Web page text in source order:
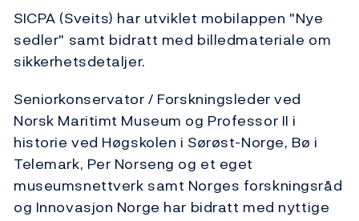
SICPA (Sveits) har utviklet mobilappen "Nye
sedler" samt bidratt med billedmateriale om
sikkerhetsdetaljer.
Seniorkonservator / Forskningsleder ved
Norsk Maritimt Museum og Professor II i
historie ved Høgskolen i Sørøst-Norge, Bø i
Telemark, Per Norseng og et eget
museumsnettverk samt Norges forskningsråd
og Innovasjon Norge har bidratt med nyttige